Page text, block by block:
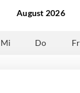
August 2026
Mi Do Fr